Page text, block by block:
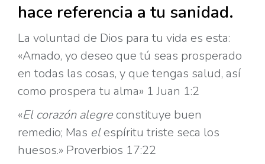
hace referencia a tu sanidad.
La voluntad de Dios para tu vida es esta:
«Amado, yo deseo que tú seas prosperado
en todas las cosas, y que tengas salud, así
como prospera tu alma» 1 Juan 1:2
«El corazón alegreconstituye buen
remedio; Mas elespíritu triste seca los
huesos.» Proverbios 17:22